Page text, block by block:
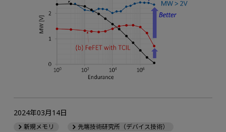
2024年03月14日
新規メモリ 先端技術研究所（デバイス技術）